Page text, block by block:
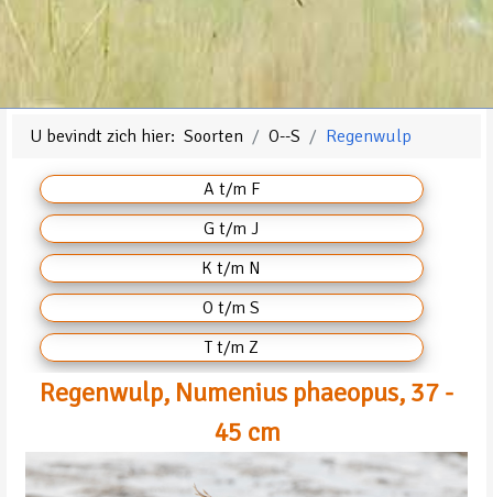
U bevindt zich hier:Soorten O--S Regenwulp
A t/m F
G t/m J
K t/m N
O t/m S
T t/m Z
Regenwulp, Numenius phaeopus, 37 -
45 cm